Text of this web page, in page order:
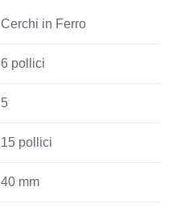
Cerchi in Ferro
6 pollici
5
15 pollici
40 mm